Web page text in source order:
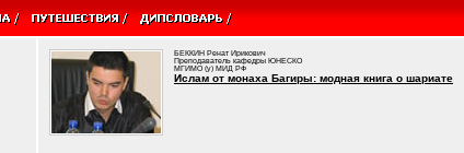
БЕККИН Ренат Ирикович
Преподаватель кафедры ЮНЕСКО
МГИМО (у) МИД РФ
Ислам от монаха Багиры: модная книга о шариате